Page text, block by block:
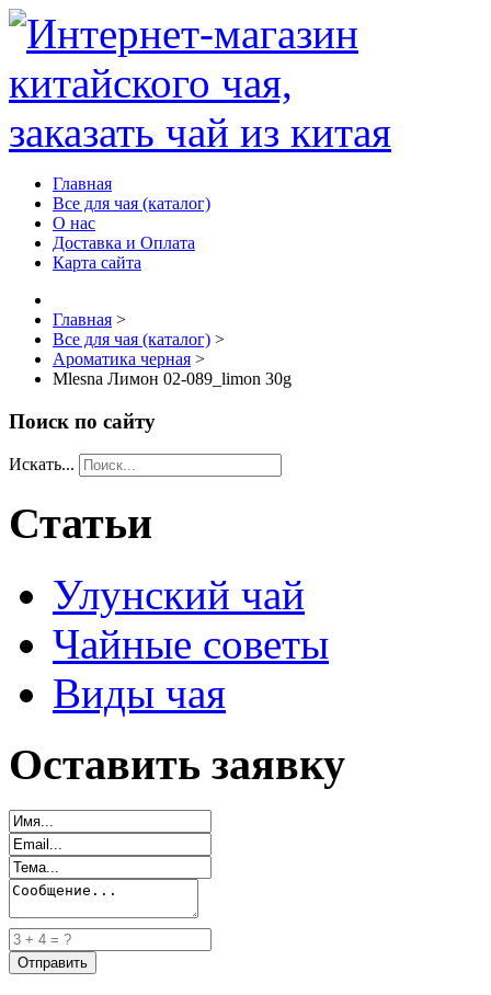
Главная
Все для чая (каталог)
О нас
Доставка и Оплата
Карта сайта
Главная >
Все для чая (каталог) >
Ароматика черная >
Mlesna Лимон 02-089_limon 30g
Поиск по сайту
Искать...
Статьи
Улунский чай
Чайные советы
Виды чая
Оставить заявку